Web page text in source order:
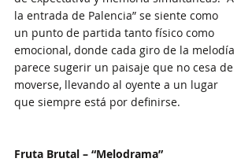
la entrada de Palencia” se siente como
un punto de partida tanto físico como
emocional, donde cada giro de la melodía
parece sugerir un paisaje que no cesa de
moverse, llevando al oyente a un lugar
que siempre está por definirse.
Fruta Brutal – “Melodrama”